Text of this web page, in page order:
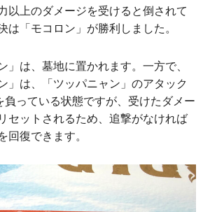
以上のダメージを受けると倒されて
は「モコロン」が勝利しました。
」は、墓地に置かれます。一方で、
」は、「ツッパニャン」のアタック
っている状態ですが、受けたダメー
セットされるため、追撃がなければ
復できます。